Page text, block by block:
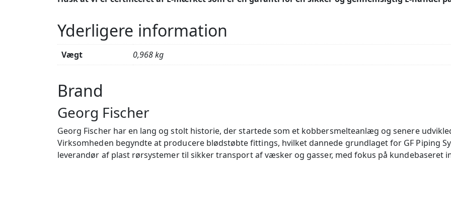
Yderligere information
Vægt 0,968 kg
Brand
Georg Fischer
Georg Fischer har en lang og stolt historie, der startede som et kobbersmelteanlæg og senere
Virksomheden begyndte at producere blødstøbte fittings, hvilket dannede grundlaget for GF Piping
leverandør af plast rørsystemer til sikker transport af væsker og gasser, med fokus på kundebaseret